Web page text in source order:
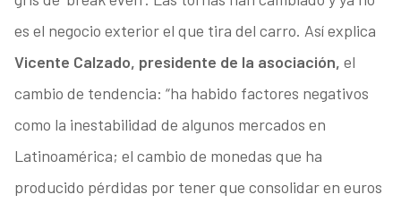
es el negocio exterior el que tira del carro. Así explica
Vicente Calzado, presidente de la asociación, el
cambio de tendencia: “ha habido factores negativos
como la inestabilidad de algunos mercados en
Latinoamérica; el cambio de monedas que ha
producido pérdidas por tener que consolidar en euros